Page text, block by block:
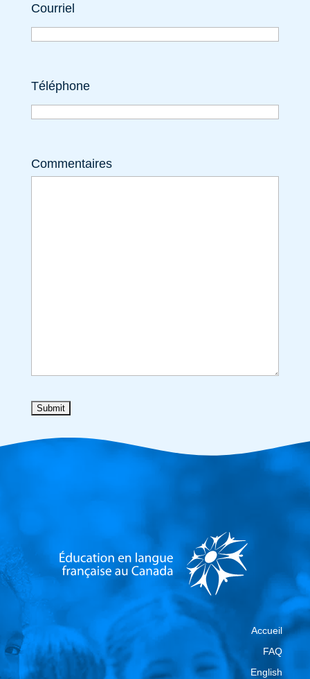
Courriel
Téléphone
Commentaires
Accueil
FAQ
English